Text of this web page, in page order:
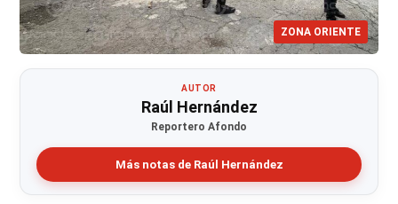
ZONA ORIENTE
AUTOR
Raúl Hernández
Reportero Afondo
Más notas de Raúl Hernández